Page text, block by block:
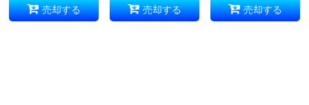
売却する 売却する 売却する